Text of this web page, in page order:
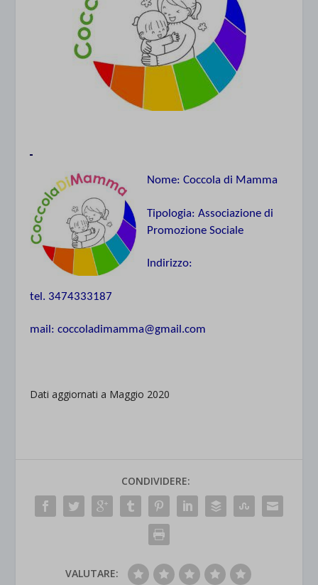
Nome: Coccola di Mamma
Tipologia: Associazione di
Promozione Sociale
Indirizzo:
tel. 3474333187
mail: coccoladimamma@gmail.com
Dati aggiornati a Maggio 2020
CONDIVIDERE:
VALUTARE: